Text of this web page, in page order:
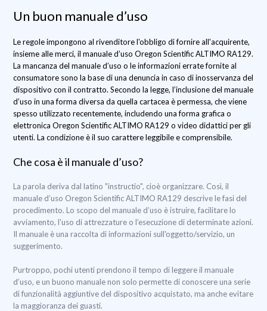
Un buon manuale d’uso
Le regole impongono al rivenditore l'obbligo di fornire all'acquirente,
insieme alle merci, il manuale d’uso Oregon Scientific ALTIMO RA129.
La mancanza del manuale d’uso o le informazioni errate fornite al
consumatore sono la base di una denuncia in caso di inosservanza del
dispositivo con il contratto. Secondo la legge, l’inclusione del manuale
d’uso in una forma diversa da quella cartacea è permessa, che viene
spesso utilizzato recentemente, includendo una forma grafica o
elettronica Oregon Scientific ALTIMO RA129 o video didattici per gli
utenti. La condizione è il suo carattere leggibile e comprensibile.
Che cosa è il manuale d’uso?
La parola deriva dal latino "instructio", cioè organizzare. Così, il
manuale d’uso Oregon Scientific ALTIMO RA129 descrive le fasi del
procedimento. Lo scopo del manuale d’uso è istruire, facilitare lo
avviamento, l'uso di attrezzature o l’esecuzione di determinate azioni.
Il manuale è una raccolta di informazioni sull'oggetto/servizio, un
suggerimento.
Purtroppo, pochi utenti prendono il tempo di leggere il manuale
d’uso, e un buono manuale non solo permette di conoscere una serie
di funzionalità aggiuntive del dispositivo acquistato, ma anche evitare
la maggioranza dei guasti.